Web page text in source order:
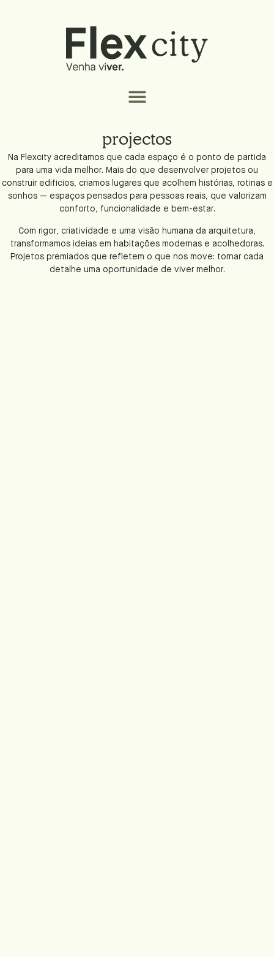
projectos
Na Flexcity acreditamos que cada espaço é o ponto de partida
para uma vida melhor. Mais do que desenvolver projetos ou
construir edifícios, criamos lugares que acolhem histórias, rotinas e
sonhos — espaços pensados para pessoas reais, que valorizam
conforto, funcionalidade e bem-estar.
Com rigor, criatividade e uma visão humana da arquitetura,
transformamos ideias em habitações modernas e acolhedoras.
Projetos premiados que refletem o que nos move: tornar cada
detalhe uma oportunidade de viver melhor.